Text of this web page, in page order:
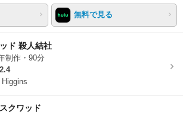
無料で見る
ド 殺人結社
制作・90分
2.4
クワッド